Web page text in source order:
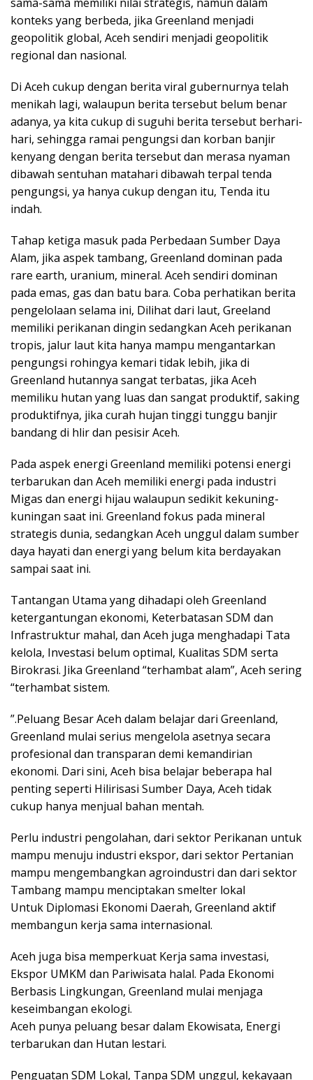
konteks yang berbeda, jika Greenland menjadi
geopolitik global, Aceh sendiri menjadi geopolitik
regional dan nasional.
Di Aceh cukup dengan berita viral gubernurnya telah
menikah lagi, walaupun berita tersebut belum benar
adanya, ya kita cukup di suguhi berita tersebut berhari-
hari, sehingga ramai pengungsi dan korban banjir
kenyang dengan berita tersebut dan merasa nyaman
dibawah sentuhan matahari dibawah terpal tenda
pengungsi, ya hanya cukup dengan itu, Tenda itu
indah.
Tahap ketiga masuk pada Perbedaan Sumber Daya
Alam, jika aspek tambang, Greenland dominan pada
rare earth, uranium, mineral. Aceh sendiri dominan
pada emas, gas dan batu bara. Coba perhatikan berita
pengelolaan selama ini, Dilihat dari laut, Greeland
memiliki perikanan dingin sedangkan Aceh perikanan
tropis, jalur laut kita hanya mampu mengantarkan
pengungsi rohingya kemari tidak lebih, jika di
Greenland hutannya sangat terbatas, jika Aceh
memiliku hutan yang luas dan sangat produktif, saking
produktifnya, jika curah hujan tinggi tunggu banjir
bandang di hlir dan pesisir Aceh.
Pada aspek energi Greenland memiliki potensi energi
terbarukan dan Aceh memiliki energi pada industri
Migas dan energi hijau walaupun sedikit kekuning-
kuningan saat ini. Greenland fokus pada mineral
strategis dunia, sedangkan Aceh unggul dalam sumber
daya hayati dan energi yang belum kita berdayakan
sampai saat ini.
Tantangan Utama yang dihadapi oleh Greenland
ketergantungan ekonomi, Keterbatasan SDM dan
Infrastruktur mahal, dan Aceh juga menghadapi Tata
kelola, Investasi belum optimal, Kualitas SDM serta
Birokrasi. Jika Greenland “terhambat alam”, Aceh sering
“terhambat sistem.
”.Peluang Besar Aceh dalam belajar dari Greenland,
Greenland mulai serius mengelola asetnya secara
profesional dan transparan demi kemandirian
ekonomi. Dari sini, Aceh bisa belajar beberapa hal
penting seperti Hilirisasi Sumber Daya, Aceh tidak
cukup hanya menjual bahan mentah.
Perlu industri pengolahan, dari sektor Perikanan untuk
mampu menuju industri ekspor, dari sektor Pertanian
mampu mengembangkan agroindustri dan dari sektor
Tambang mampu menciptakan smelter lokal
Untuk Diplomasi Ekonomi Daerah, Greenland aktif
membangun kerja sama internasional.
Aceh juga bisa memperkuat Kerja sama investasi,
Ekspor UMKM dan Pariwisata halal. Pada Ekonomi
Berbasis Lingkungan, Greenland mulai menjaga
keseimbangan ekologi.
Aceh punya peluang besar dalam Ekowisata, Energi
terbarukan dan Hutan lestari.
Penguatan SDM Lokal, Tanpa SDM unggul, kekayaan